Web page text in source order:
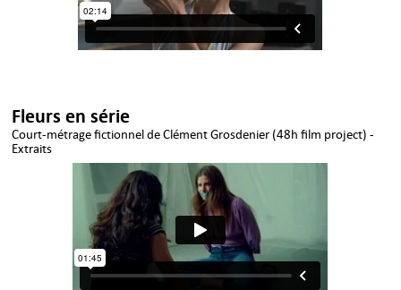
Fleurs en série
Court-métrage fictionnel de Clément Grosdenier (48h film project) -
Extraits